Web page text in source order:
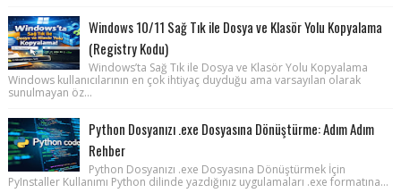
Windows 10/11 Sağ Tık ile Dosya ve Klasör Yolu Kopyalama
(Registry Kodu)
Windows’ta Sağ Tık ile Dosya ve Klasör Yolu Kopyalama
Windows kullanıcılarının en çok ihtiyaç duyduğu ama varsayılan olarak
sunulmayan öz...
Python Dosyanızı .exe Dosyasına Dönüştürme: Adım Adım
Rehber
Python Dosyanızı .exe Dosyasına Dönüştürmek İçin
PyInstaller Kullanımı Python dilinde yazdığınız uygulamaları .exe formatına...